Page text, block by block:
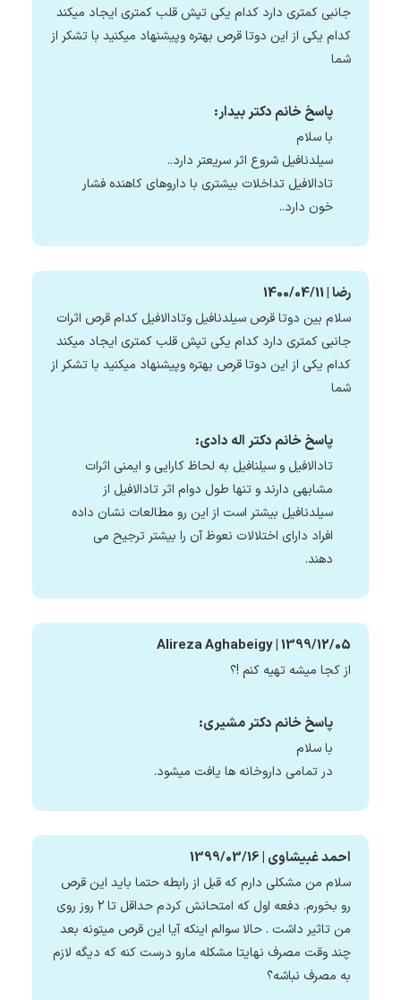
جانبی کمتری دارد کدام یکی تپش قلب کمتری ایجاد میکند
کدام یکی از این دوتا قرص بهتره وپیشنهاد میکنید با تشکر از
شما
پاسخ خانم دکتر بیدار:
با سلام
سیلدنافیل شروع اثر سریعتر دارد..
تادالافیل تداخلات بیشتری با داروهای کاهنده فشار
خون دارد..
رضا | 1400/04/11
سلام بین دوتا قرص سیلدنافیل وتادالافیل کدام قرص اثرات
جانبی کمتری دارد کدام یکی تپش قلب کمتری ایجاد میکند
کدام یکی از این دوتا قرص بهتره وپیشنهاد میکنید با تشکر از
شما
پاسخ خانم دکتر اله دادی:
تادالافیل و سیلنافیل به لحاظ کارایی و ایمنی اثرات
مشابهی دارند و تنها طول دوام اثر تادالافیل از
سیلدنافیل بیشتر است از این رو مطالعات نشان داده
افراد دارای اختلالات نعوظ آن را بیشتر ترجیح می
دهند.
Alireza Aghabeigy | 1399/12/05
از کجا میشه تهیه کنم !؟
پاسخ خانم دکتر مشیری:
با سلام
در تمامی داروخانه ها یافت میشود.
احمد غبیشاوی | 1399/03/16
سلام من مشکلی دارم که قبل از رابطه حتما باید این قرص
رو بخورم. دفعه اول که امتحانش کردم حداقل تا ۲ روز روی
من تاثیر داشت . حالا سوالم اینکه آیا این قرص میتونه بعد
چند وقت مصرف نهایتا مشکله مارو درست کنه که دیگه لازم
به مصرف نباشه؟